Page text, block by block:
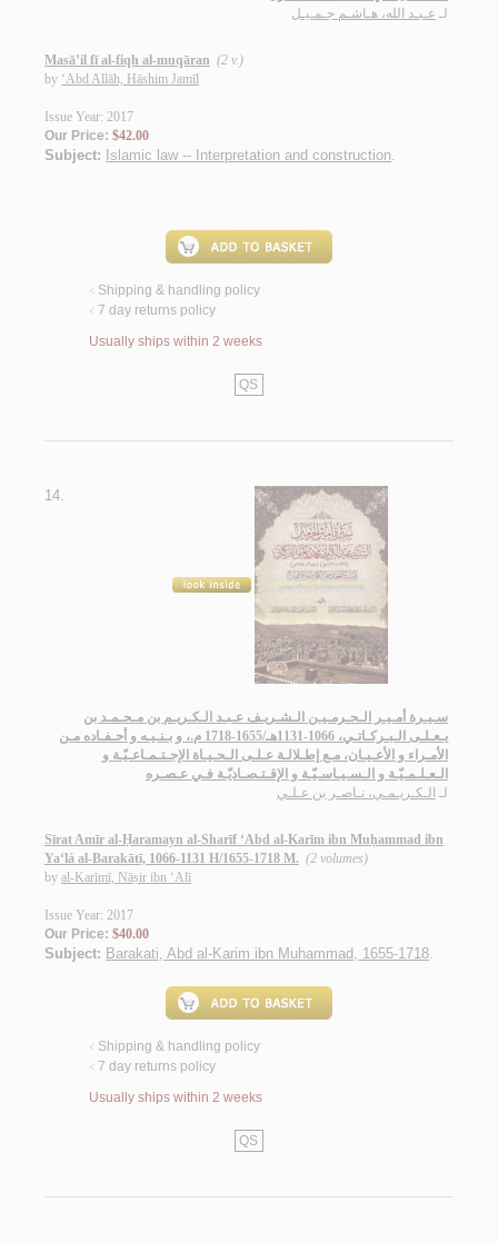
لـ عـبـد الله، هـاشـم جـمـيـل
Masā’il fī al-fiqh al-muqāran (2 v.)
by ‘Abd Allāh, Hāshim Jamīl
Issue Year: 2017
Our Price: $42.00
Subject: Islamic law -- Interpretation and construction.
< Shipping & handling policy
< 7 day returns policy
Usually ships within 2 weeks
QS
14.
سـيـرة أمـيـر الـحـرمـيـن الـشـريـف عـبـد الـكـريـم بن مـحـمـد بن
يـعـلـى الـبـركـاتـي، 1066-1131هـ/1655-1718 م.، و بـنـيـه و أحـفـاده مـن
الأمـراء و الأعـيـان، مـع إطـلالـة عـلـى الـحـيـاة الإجـتـمـاعـيّـة و
الـعـلـمـيّـة و الـسـيـاسـيّـة و الإقـتـصـاديّـة فـي عـصـره
لـ الـكـريـمـي، نـاصـر بن عـلـي
Sīrat Amīr al-Ḥaramayn al-Sharīf ‘Abd al-Karīm ibn Muḥammad ibn
Ya‘lá al-Barakātī, 1066-1131 H/1655-1718 M. (2 volumes)
by al-Karīmī, Nāṣir ibn ‘Alī
Issue Year: 2017
Our Price: $40.00
Subject: Barakati, Abd al-Karim ibn Muhammad, 1655-1718.
< Shipping & handling policy
< 7 day returns policy
Usually ships within 2 weeks
QS